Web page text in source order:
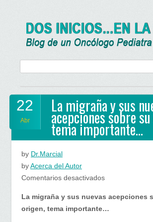
22
Abr
La migraña y sus
acepciones sobre
tema importante…
by Dr.Marcial
byAcerca del Autor
Comentarios desactivadosen
migraña
y
La migraña y sus nuevas acepciones
origen, tema importante…